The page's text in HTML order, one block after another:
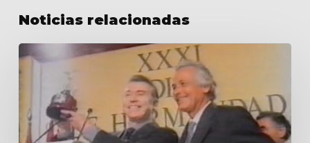
Noticias relacionadas
Gente